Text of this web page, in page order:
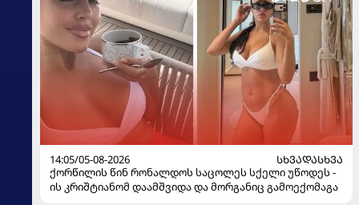
14:05/05-08-2026
ᲡᲮᲕᲐᲓᲐᲡᲮᲕᲐ
ქორწილის წინ რონალდოს საცოლეს სქელი უწოდეს -
ის კრიშტიანომ დაამშვიდა და მორგანიც გამოექომაგა